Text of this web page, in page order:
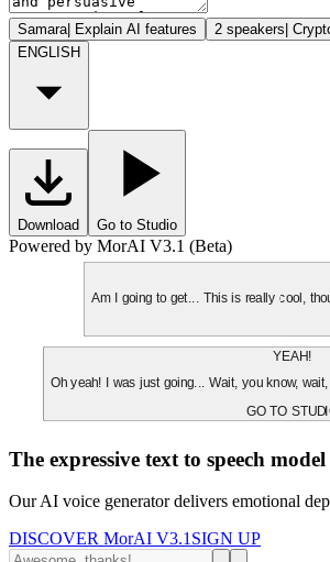
Samara| Explain AI features 2 speakers|
ENGLISH
Download Go to Studio
Powered by MorAI V3.1 (Beta)
Am I going to get... This is really cool,
YEAH!
Oh yeah! I was just going... Wait, you know,
GO TO
The expressive text to speech model
Our AI voice generator delivers emotional
DISCOVER MorAI V3.1 SIGN UP